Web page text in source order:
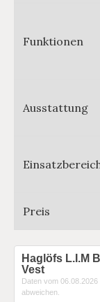
Funktionen
Ausstattung
Preis
Haglöfs L.I.M
Vest
Daten vom
abweichen.